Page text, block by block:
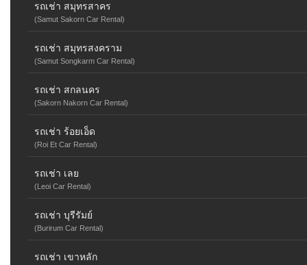
รถเช่า สมุทรสาคร
(Samut Sakorn Car Rental)
รถเช่า สมุทรสงคราม
(Samut Songkarm Car Rental)
รถเช่า สกลนคร
(Sakorn Nakorn Car Rental)
รถเช่า ร้อยเอ็ด
(Roi Et Car Rental)
รถเช่า เลย
(Leoi Car Rental)
รถเช่า บุรีรัมย์
(Burirum Car Rental)
รถเช่า เขาหลัก